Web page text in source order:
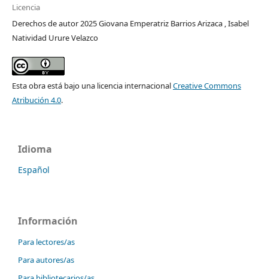
Licencia
Derechos de autor 2025 Giovana Emperatriz Barrios Arizaca , Isabel
Natividad Urure Velazco
Esta obra está bajo una licencia internacionalCreative Commons
Atribución 4.0.
Idioma
Español
Información
Para lectores/as
Para autores/as